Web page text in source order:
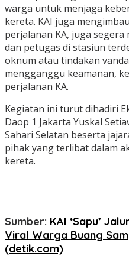
warga untuk menjaga
kereta. KAI juga
perjalanan KA, juga segera
dan petugas di stasiun
oknum atau tindakan
mengganggu keamanan,
perjalanan KA.
Kegiatan ini turut dihadiri
Daop 1 Jakarta Yuskal
Sahari Selatan beserta
pihak yang terlibat dalam
kereta.
Sumber: KAI ‘Sapu’
Viral Warga Buang
(detik.com)